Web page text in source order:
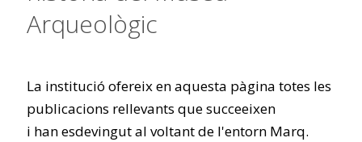
Arqueològic
La institució ofereix en aquesta pàgina totes les
publicacions rellevants que succeeixen
i han esdevingut al voltant de l'entorn Marq.